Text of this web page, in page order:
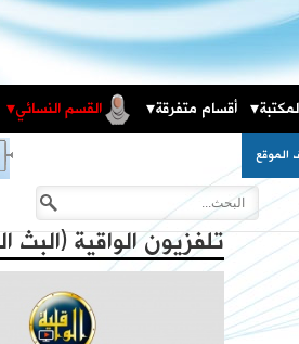
أقسام متفرقة القسم النسائي
الموقع
تلفزيون الواقية (البث
المكتبة الثقافية
فعاليات حزب التحرير العالمية في
كتاب - فعاليات الذكرى المئوية لهدم الخلافة